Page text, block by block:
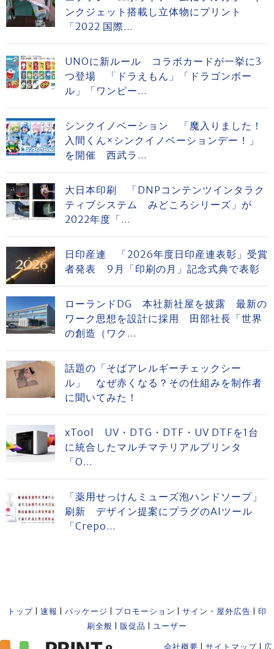
ンクジェット搭載し立体物にプリント
「2022 国際...
UNOに新ルール コラボカードが一挙に3
つ登場 「ドラえもん」「ドラゴンボー
ル」「ワンピー...
シンクイノベーション 「魔入りました！
入間くん×シンクイノベーションデー！」
を開催 西武ラ...
大日本印刷 「DNPコンテンツインタラク
ティブシステム みどころシリーズ」が
2022年度「...
日印産連 「2026年度日印産連表彰」受賞
者発表 9月「印刷の月」記念式典で表彰
ローランドDG 本社新社屋を披露 最新の
ワーク思想を設計に採用 田部社長「世界
の創造（ワク...
話題の「そばアレルギーチェックシー
ル」 なぜ赤くなる？その仕組みを制作者
に聞いてみた！
xTool UV・DTG・DTF・UV DTFを1台
に統合したマルチマテリアルプリンタ
「O...
「薬用せっけんミューズ泡ハンドソープ」
刷新 デザイン提案にプラグのAIツール
「Crepo...
トップ 速報 パッケージ プロモーション サイン・屋外広告
印
刷全般
販促品 ユーザー
会社概要 サイトマップ 広